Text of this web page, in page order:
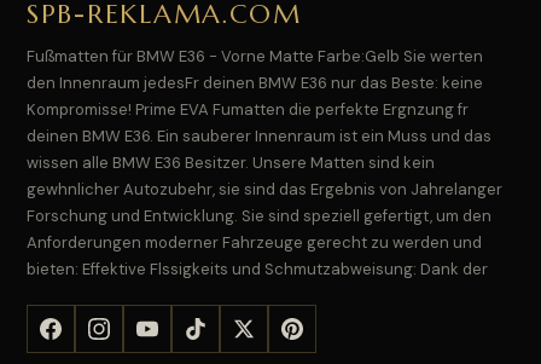
SPB-REKLAMA.COM
Fußmatten für BMW E36 - Vorne Matte Farbe:Gelb Sie werten
den Innenraum jedesFr deinen BMW E36 nur das Beste: keine
Kompromisse! Prime EVA Fumatten die perfekte Ergnzung fr
deinen BMW E36. Ein sauberer Innenraum ist ein Muss und das
wissen alle BMW E36 Besitzer. Unsere Matten sind kein
gewhnlicher Autozubehr, sie sind das Ergebnis von Jahrelanger
Forschung und Entwicklung. Sie sind speziell gefertigt, um den
Anforderungen moderner Fahrzeuge gerecht zu werden und
bieten: Effektive Flssigkeits und Schmutzabweisung: Dank der